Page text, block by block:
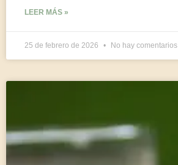
LEER MÁS »
25 de febrero de 2026 No hay comentarios